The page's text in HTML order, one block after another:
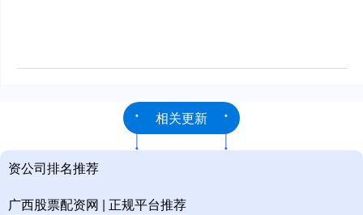
相关更新
资公司排名推荐
广西股票配资网 | 正规平台推荐